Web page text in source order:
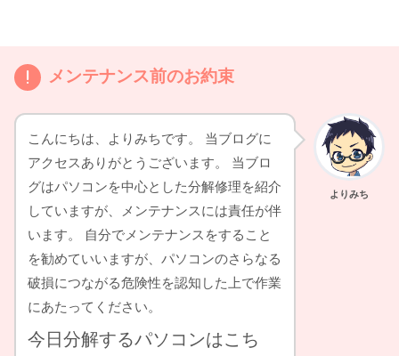
メンテナンス前のお約束
こんにちは、よりみちです。 当ブログに
アクセスありがとうございます。 当ブロ
グはパソコンを中心とした分解修理を紹介
していますが、メンテナンスには責任が伴
います。 自分でメンテナンスをすること
を勧めていいますが、パソコンのさらなる
破損につながる危険性を認知した上で作業
にあたってください。
今日分解するパソコンはこち
よりみち